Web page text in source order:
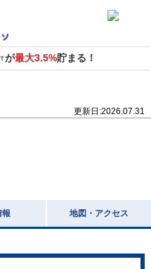
が最大3.5%貯まる！
更新日:2026.07.31
報 地図・アクセス